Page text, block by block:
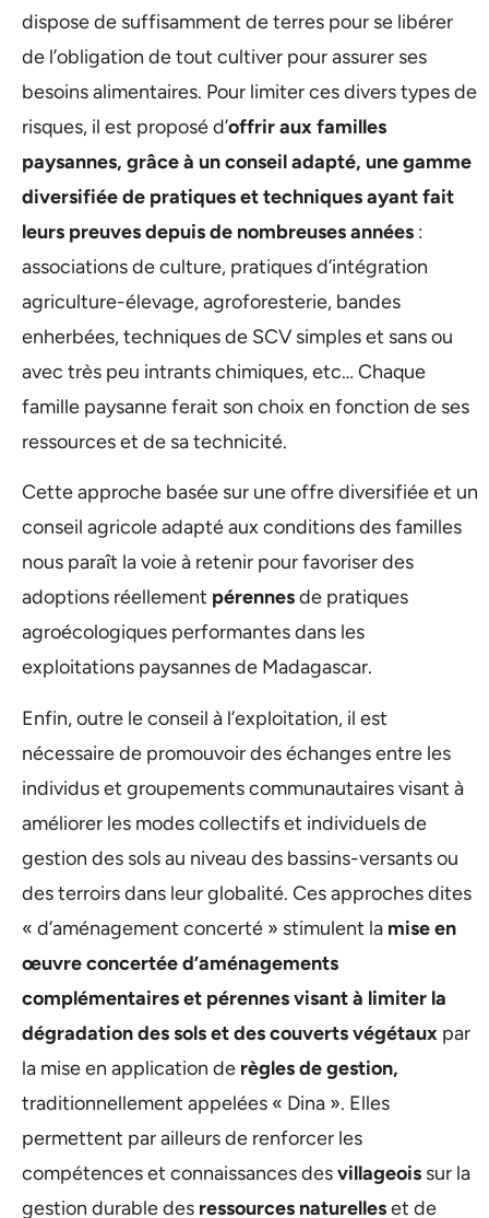
dispose de suffisamment de terres pour se libérer
de l’obligation de tout cultiver pour assurer ses
besoins alimentaires. Pour limiter ces divers types de
risques, il est proposé d’offrir aux familles
paysannes, grâce à un conseil adapté, une gamme
diversifiée de pratiques et techniques ayant fait
leurs preuves depuis de nombreuses années :
associations de culture, pratiques d’intégration
agriculture-élevage, agroforesterie, bandes
enherbées, techniques de SCV simples et sans ou
avec très peu intrants chimiques, etc… Chaque
famille paysanne ferait son choix en fonction de ses
ressources et de sa technicité.
Cette approche basée sur une offre diversifiée et un
conseil agricole adapté aux conditions des familles
nous paraît la voie à retenir pour favoriser des
adoptions réellement pérennesde pratiques
agroécologiques performantes dans les
exploitations paysannes de Madagascar.
Enfin, outre le conseil à l’exploitation, il est
nécessaire de promouvoir des échanges entre les
individus et groupements communautaires visant à
améliorer les modes collectifs et individuels de
gestion des sols au niveau des bassins-versants ou
des terroirs dans leur globalité. Ces approches dites
« d’aménagement concerté » stimulent la mise en
œuvre concertée d’aménagements
complémentaires et pérennes visant à limiter la
dégradation des sols et des couverts végétaux par
la mise en application de règles de gestion,
traditionnellement appelées « Dina ». Elles
permettent par ailleurs de renforcer les
compétences et connaissances desvillageois sur la
gestion durable des ressources naturelleset de